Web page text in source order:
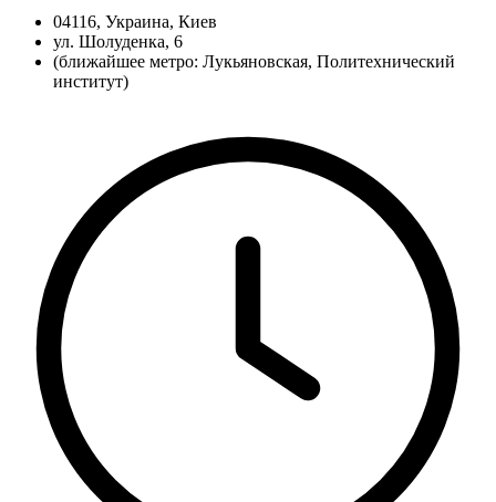
04116, Украина, Киев
ул. Шолуденка, 6
(ближайшее метро: Лукьяновская, Политехнический
институт)